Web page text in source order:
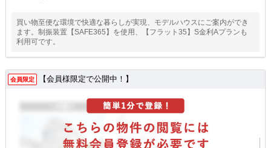
買い物至便な環境で快適な暮らしが実現、モデルハウスにご案内ができ
ます。制振装置【SAFE365】を使用、【フラット35】S金利Aプランも
利用可です。
会員限定 【会員様限定で公開中！】